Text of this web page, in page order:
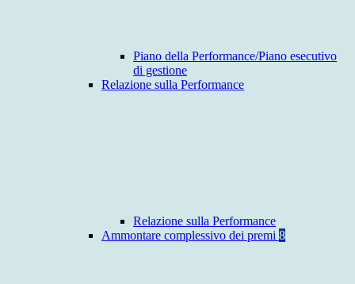
Piano della Performance/Piano esecutivo
di gestione
Relazione sulla Performance
Relazione sulla Performance
Ammontare complessivo dei premi 8